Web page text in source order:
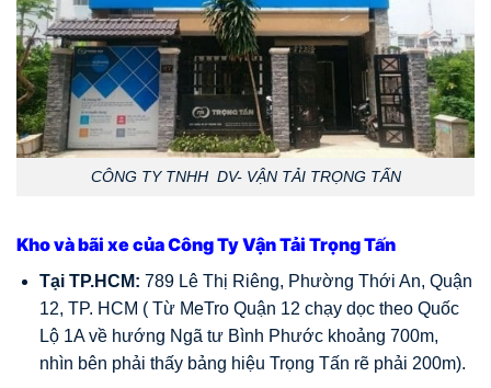
CÔNG TY TNHH DV- VẬN TẢI TRỌNG TẤN
Kho và bãi xe của Công Ty Vận Tải Trọng Tấn
Tại TP.HCM: 789 Lê Thị Riêng, Phường Thới An, Quận
12, TP. HCM ( Từ MeTro Quận 12 chạy dọc theo Quốc
Lộ 1A về hướng Ngã tư Bình Phước khoảng 700m,
nhìn bên phải thấy bảng hiệu Trọng Tấn rẽ phải 200m).